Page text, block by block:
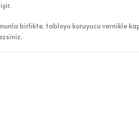
birlikte, tabloyu koruyucu vernikle